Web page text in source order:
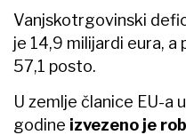
Vanjskotrgovinski
je 14,9 milijardi eura,
57,1 posto.
U zemlje članice EU-a
godine izvezeno je